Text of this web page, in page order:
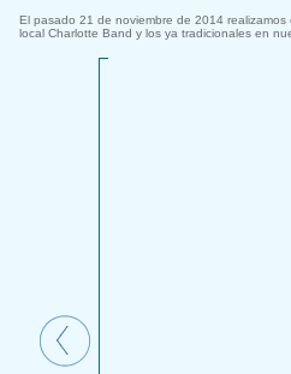
El pasado 21 de noviembre de 2014
local Charlotte Band y los ya tradicionales en